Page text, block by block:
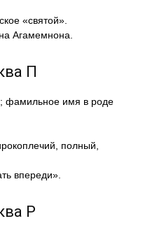
«святой».
Агамемнона.
П
фамильное имя в роде
полный,
впереди».
Р